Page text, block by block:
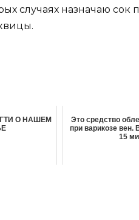
случаях назначаю сок
О НАШЕМ
Это средство
при варикозе вен.
15